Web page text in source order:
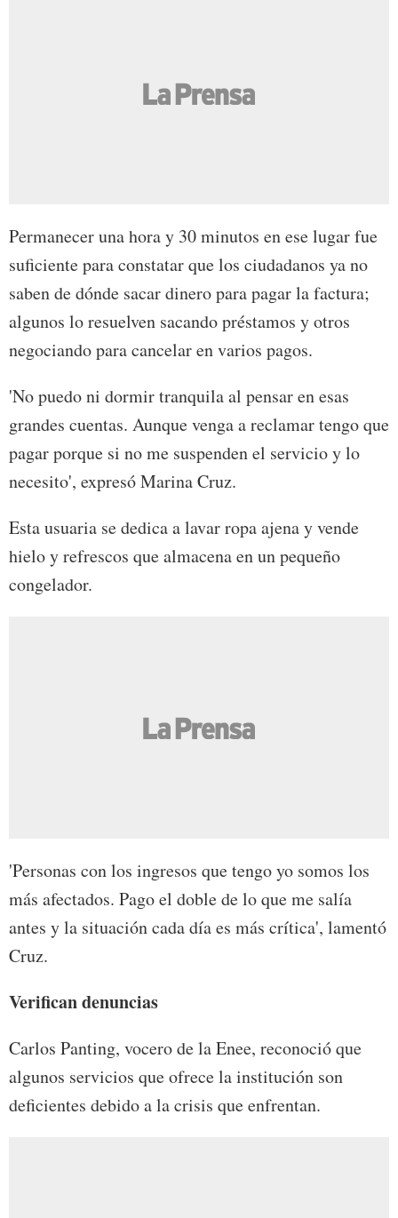
Permanecer una hora y 30 minutos en ese lugar fue
suficiente para constatar que los ciudadanos ya no
saben de dónde sacar dinero para pagar la factura;
algunos lo resuelven sacando préstamos y otros
negociando para cancelar en varios pagos.
'No puedo ni dormir tranquila al pensar en esas
grandes cuentas. Aunque venga a reclamar tengo que
pagar porque si no me suspenden el servicio y lo
necesito', expresó Marina Cruz.
Esta usuaria se dedica a lavar ropa ajena y vende
hielo y refrescos que almacena en un pequeño
congelador.
'Personas con los ingresos que tengo yo somos los
más afectados. Pago el doble de lo que me salía
antes y la situación cada día es más crítica', lamentó
Cruz.
Verifican denuncias
Carlos Panting, vocero de la Enee, reconoció que
algunos servicios que ofrece la institución son
deficientes debido a la crisis que enfrentan.